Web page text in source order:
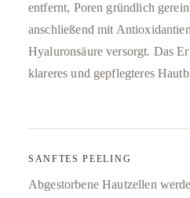
entfernt, Poren gründlich
anschließend mit
Hyaluronsäure versorgt. Das
klareres und gepflegteres
SANFTES PEELING
Abgestorbene Hautzellen